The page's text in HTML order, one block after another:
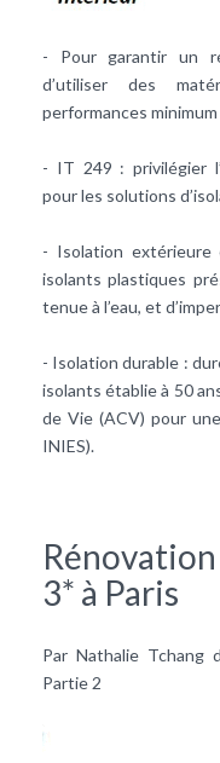
- Pour garantir un
d’utiliser des
performances
- IT 249 : privilégier
pour les solutions
- Isolation extérieure
isolants plastiques
tenue à l’eau, et
- Isolation durable :
isolants établie à 50
de Vie (ACV) pour
INIES).
3* à Paris
Par Nathalie
Partie 2